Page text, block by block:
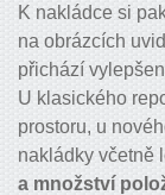
K nakládce si
na obrázcích
přichází
U klasického
prostoru, u
nakládky včetně
a množství